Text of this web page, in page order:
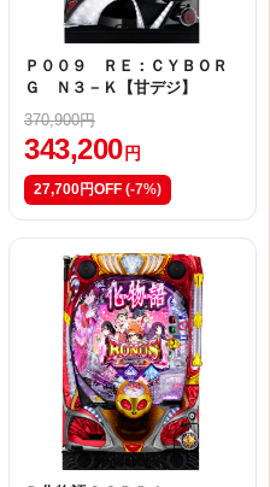
Ｐ００９ ＲＥ：ＣＹＢＯＲ
Ｇ Ｎ３－Ｋ【甘デジ】
370,900円
343,200 円
27,700円OFF (-7%)